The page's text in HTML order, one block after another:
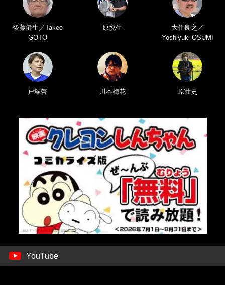
後藤健生／Takeo
GOTO
原悦生
大住良之／
Yoshiyuki OSUMI
戸塚啓 川本梅花 原壮史
YouTube